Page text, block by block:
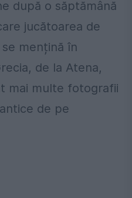
după o săptămână
jucătoarea de
mențină în
de la Atena,
mai multe fotografii
de pe